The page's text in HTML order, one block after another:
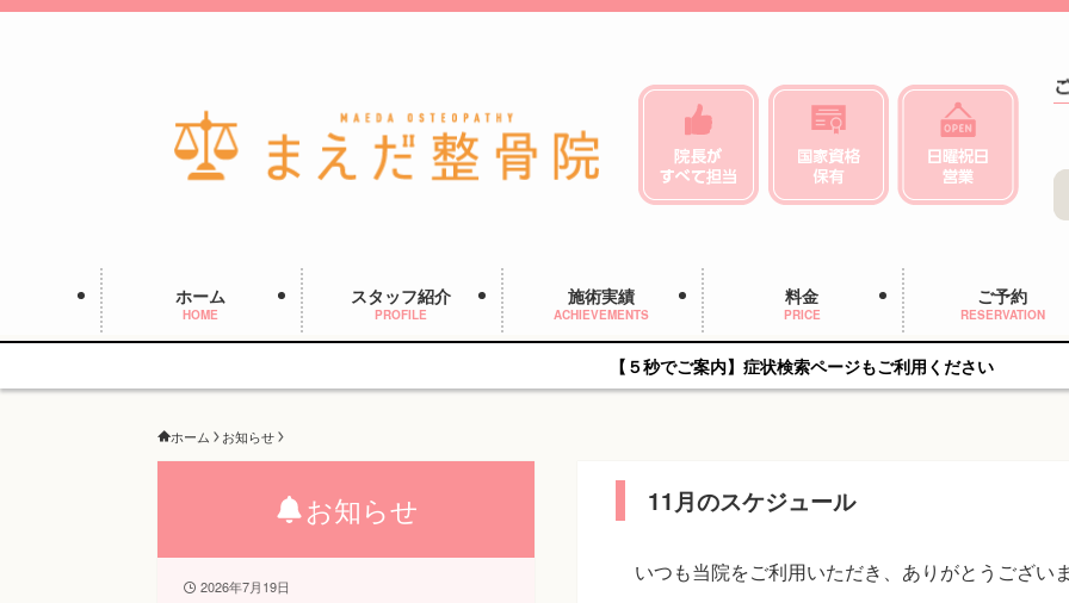
ホーム
HOME
スタッフ紹介
PROFILE
施術実績
ACHIEVEMENTS
料金
PRICE
ご予約
RESERVATION
【５秒でご案内】症状検索ページもご利用ください
ホーム お知らせ
11月のスケジュール
いつも当院をご利用いただき、ありがとうござい
お知らせ
2026年7月19日